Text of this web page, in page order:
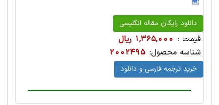
دانلود رایگان مقاله انگلیسی
قیمت : 1,365,000 ریال
شناسه محصول: 2002495
خرید ترجمه فارسی و دانلود